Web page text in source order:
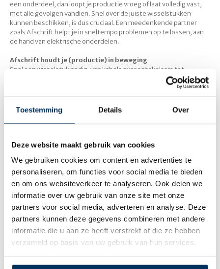
Toestemming Details Over
Deze website maakt gebruik van cookies
We gebruiken cookies om content en advertenties te
personaliseren, om functies voor social media te bieden
en om ons websiteverkeer te analyseren. Ook delen we
informatie over uw gebruik van onze site met onze
partners voor social media, adverteren en analyse. Deze
partners kunnen deze gegevens combineren met andere
informatie die u aan ze heeft verstrekt of die ze hebben
verzameld op basis van uw gebruik van hun services.
een onderdeel, dan loopt je productie vroeg of laat volledig vast,
met alle gevolgen vandien. Snel over de juiste wisselstukken
kunnen beschikken, is dus cruciaal. Een meedenkende partner
zoals Afschrift helpt je in sneltempo problemen op te lossen, aan
de hand van elektrische onderdelen.
Afschrift houdt je (productie) in beweging
Snel een wisselstuk nodig, van kabels over schakelaars tot
sensoren van ‘s werelds meest toonaangevende merken? Met
een grote voorraad aan elektrisch materiaal kan Afschrift je
en je onderhoudsafdeling te ontzorgen. En meer nog dan enkel die
snelle opvolging bij de uitlevering van elektrische componenten,
reiken we je uiteraard ook een sterke technische ondersteuning
Snel een wisselstuk nodig?
Afschrift helpt je razendsnel uit de nood!